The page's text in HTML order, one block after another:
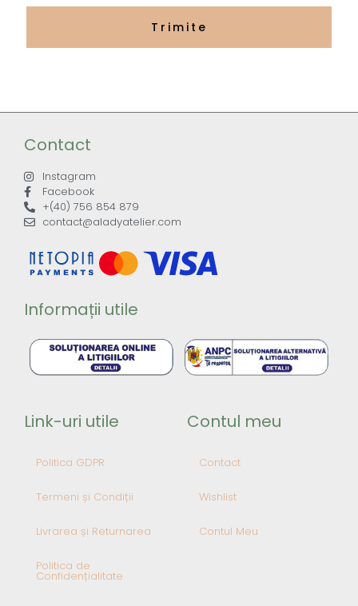
Contact
Instagram
Facebook
+(40) 756 854 879
contact@aladyatelier.com
Informații utile
Link-uri utile
Politica GDPR
Termeni și Condiții
Livrarea și Returnarea
Politica de
Confidențialitate
Contul meu
Contact
Wishlist
Contul Meu